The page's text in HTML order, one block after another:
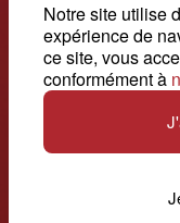
Notre site utilise
expérience de
ce site, vous
conformément à
Suisse.